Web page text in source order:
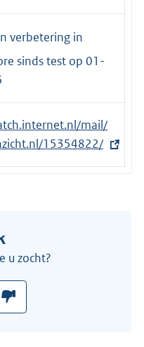
verbetering in
sinds test op 01-
mail/
15354822/
u zocht?